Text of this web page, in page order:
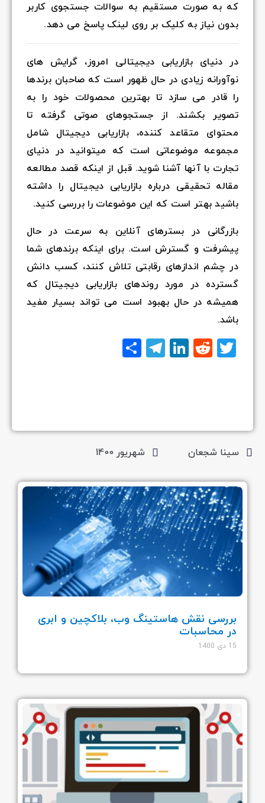
که به صورت مستقیم به سوالات جستجوی کاربر
بدون نیاز به کلیک بر روی لینک پاسخ می دهد.
در دنیای بازاریابی دیجیتالی امروز، گرایش های
نوآورانه زیادی در حال ظهور است که صاحبان برندها
را قادر می سازد تا بهترین محصولات خود را به
تصویر بکشند. از جستجوهای صوتی گرفته تا
محتوای متقاعد کننده، بازاریابی دیجیتال شامل
مجموعه‌ موضوعاتی است که میتوانید در دنیای
تجارت با آنها آشنا شوید. قبل از اینکه قصد مطالعه
مقاله تحقیقی درباره بازاریابی دیجیتال را داشته
باشید بهتر است که این موضوعات را بررسی کنید.
بازرگانی در بسترهای آنلاین به سرعت در حال
پیشرفت و گسترش است. برای اینکه برندهای شما
در چشم اندازهای رقابتی تلاش کنند، کسب دانش
گسترده در مورد روندهای بازاریابی دیجیتال که
همیشه در حال بهبود است می تواند بسیار مفید
باشد.
Twitter
Reddit
LinkedIn
Telegram
اشتراک
سینا شجعان شهریور 1400
بررسی نقش هاستینگ وب، بلاکچین و ابری
در محاسبات
15 دی 1400